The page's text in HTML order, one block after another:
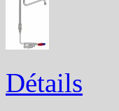
Détails